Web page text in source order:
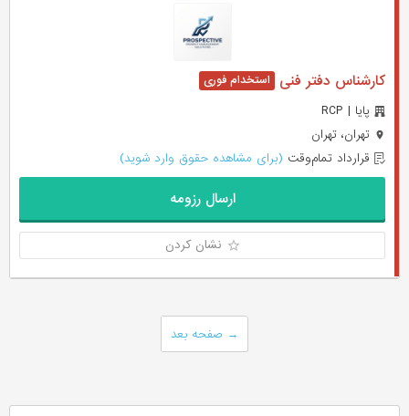
کارشناس دفتر فنی
پایا | RCP
تهران، تهران
قرارداد تمام‌وقت (برای مشاهده حقوق وارد شوید)
ارسال رزومه
نشان کردن
صفحه بعد →